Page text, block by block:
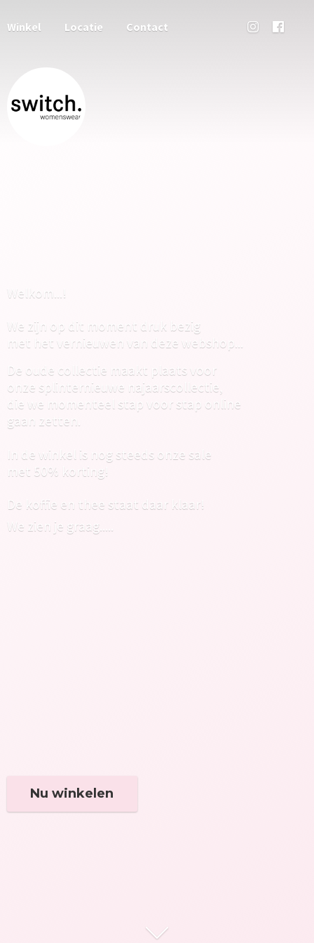
Winkel Locatie Contact
Welkom...!
We zijn op dit moment druk bezig
met het vernieuwen van deze webshop...
De oude collectie maakt plaats voor
onze splinternieuwe najaarscollectie,
die we momenteel stap voor stap online
gaan zetten.
In de winkel is nog steeds onze sale
met 50% korting!
De koffie en thee staat daar klaar!
We zien je graag.....
Nu winkelen